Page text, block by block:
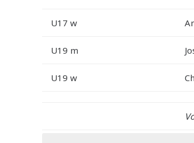
U17 w
U19 m
U19 w